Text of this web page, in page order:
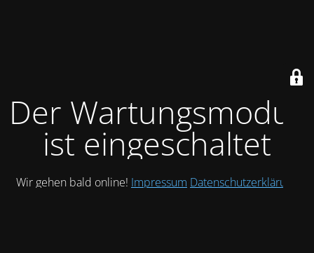
Der Wartungsmodus
ist eingeschaltet
Wir gehen bald online! Impressum Datenschutzerklärung